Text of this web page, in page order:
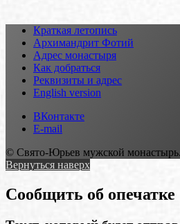
Краткая летопись
Архимандрит Фотий
Адрес монастыря
Как добраться
Реквизиты и адрес
English version
ВКонтакте
E-mail
© Свято-Юрьев мужской
Вернуться наверх
Сообщить об опечатке